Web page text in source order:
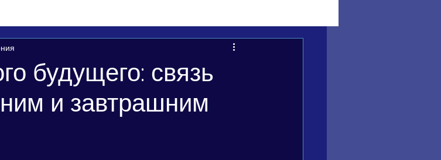
будущего: связь
и завтрашним